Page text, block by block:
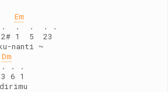
Em
.  .  . .
1  5  23
nanti ~
Dm
. .
6 1